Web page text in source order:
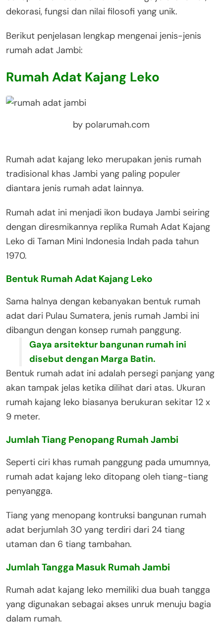
dekorasi, fungsi dan nilai filosofi yang unik.
Berikut penjelasan lengkap mengenai jenis-jenis
rumah adat Jambi:
Rumah Adat Kajang Leko
by polarumah.com
Rumah adat kajang leko merupakan jenis rumah
tradisional khas Jambi yang paling populer
diantara jenis rumah adat lainnya.
Rumah adat ini menjadi ikon budaya Jambi seiring
dengan diresmikannya replika Rumah Adat Kajang
Leko di Taman Mini Indonesia Indah pada tahun
1970.
Bentuk Rumah Adat Kajang Leko
Sama halnya dengan kebanyakan bentuk rumah
adat dari Pulau Sumatera, jenis rumah Jambi ini
dibangun dengan konsep rumah panggung.
Gaya arsitektur bangunan rumah ini
disebut dengan Marga Batin.
Bentuk rumah adat ini adalah persegi panjang yang
akan tampak jelas ketika dilihat dari atas. Ukuran
rumah kajang leko biasanya berukuran sekitar 12 x
9 meter.
Jumlah Tiang Penopang Rumah Jambi
Seperti ciri khas rumah panggung pada umumnya,
rumah adat kajang leko ditopang oleh tiang-tiang
penyangga.
Tiang yang menopang kontruksi bangunan rumah
adat berjumlah 30 yang terdiri dari 24 tiang
utaman dan 6 tiang tambahan.
Jumlah Tangga Masuk Rumah Jambi
Rumah adat kajang leko memiliki dua buah tangga
yang digunakan sebagai akses unruk menuju bagia
dalam rumah.